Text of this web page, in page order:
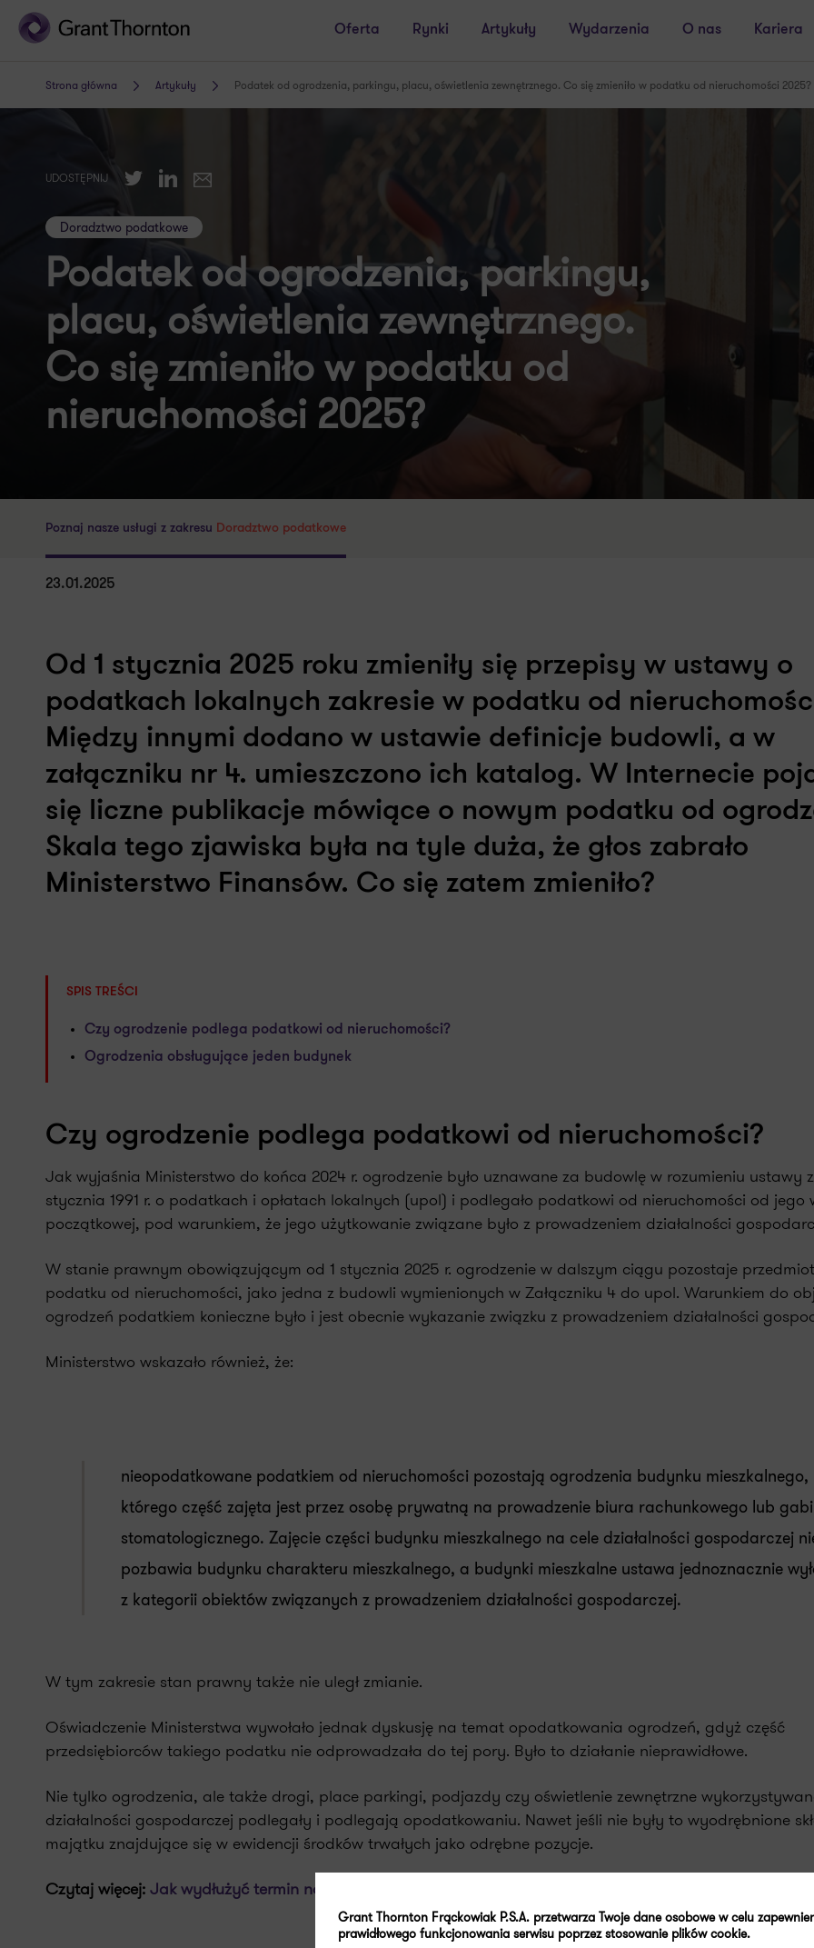
Oferta Rynki Artykuły Wydarzenia O nas Kariera
Strona główna Artykuły Podatek od ogrodzenia, parkingu, placu, oświetlenia zewnętrznego. Co się zmieniło w podatku od nieruchomości 2025?
UDOSTĘPNIJ TwitterLinkedIn
E-mail
Doradztwo podatkowe
Podatek od ogrodzenia, parkingu,
placu, oświetlenia zewnętrznego.
Co się zmieniło w podatku od
nieruchomości 2025?
Poznaj nasze usługi z zakresu Doradztwo podatkowe
23.01.2025
Od 1 stycznia 2025 roku zmieniły się przepisy w ustawy o
podatkach lokalnych zakresie w podatku od
Między innymi dodano w ustawie definicje budowli, a w
załączniku nr 4. umieszczono ich katalog. W Internecie
się liczne publikacje mówiące o nowym podatku od
Skala tego zjawiska była na tyle duża, że głos zabrało
Ministerstwo Finansów. Co się zatem zmieniło?
SPIS TREŚCI
Czy ogrodzenie podlega podatkowi od nieruchomości?
Ogrodzenia obsługujące jeden budynek
Czy ogrodzenie podlega podatkowi od nieruchomości?
Jak wyjaśnia Ministerstwo do końca 2024 r. ogrodzenie było uznawane za budowlę w rozumieniu ustawy
stycznia 1991 r. o podatkach i opłatach lokalnych (upol) i podlegało podatkowi od nieruchomości od jego
początkowej, pod warunkiem, że jego użytkowanie związane było z prowadzeniem działalności
W stanie prawnym obowiązującym od 1 stycznia 2025 r. ogrodzenie w dalszym ciągu pozostaje
podatku od nieruchomości, jako jedna z budowli wymienionych w Załączniku 4 do upol. Warunkiem do
ogrodzeń podatkiem konieczne było i jest obecnie wykazanie związku z prowadzeniem działalności
Ministerstwo wskazało również, że:
nieopodatkowane podatkiem od nieruchomości pozostają ogrodzenia budynku mieszkalnego,
którego część zajęta jest przez osobę prywatną na prowadzenie biura rachunkowego lub
stomatologicznego. Zajęcie części budynku mieszkalnego na cele działalności gospodarczej
pozbawia budynku charakteru mieszkalnego, a budynki mieszkalne ustawa jednoznacznie
z kategorii obiektów związanych z prowadzeniem działalności gospodarczej.
W tym zakresie stan prawny także nie uległ zmianie.
Oświadczenie Ministerstwa wywołało jednak dyskusję na temat opodatkowania ogrodzeń, gdyż część
przedsiębiorców takiego podatku nie odprowadzała do tej pory. Było to działanie nieprawidłowe.
Nie tylko ogrodzenia, ale także drogi, place parkingi, podjazdy czy oświetlenie zewnętrzne
działalności gospodarczej podlegały i podlegają opodatkowaniu. Nawet jeśli nie były to wyodrębnione
majątku znajdujące się w ewidencji środków trwałych jako odrębne pozycje.
Czytaj więcej:Jak wydłużyć termin na złożenie deklaracji na podatek od nieruchomości w 2025 r.?
Grant Thornton Frąckowiak P.S.A. przetwarza Twoje dane osobowe w celu
prawidłowego funkcjonowania serwisu poprzez stosowanie plików cookie.